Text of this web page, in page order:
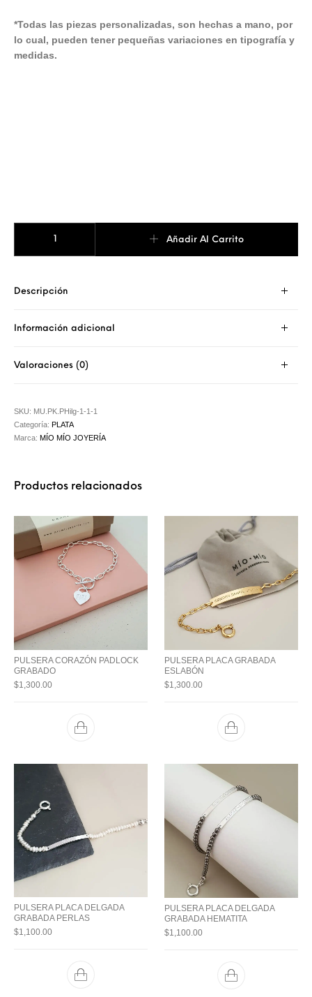
*Todas las piezas personalizadas, son hechas a mano, por
lo cual, pueden tener pequeñas variaciones en tipografía y
medidas.
Añadir Al Carrito
Descripción
Información adicional
Valoraciones (0)
SKU: MU.PK.PHilg-1-1-1
Categoría:PLATA
Marca:MÍO MÍO JOYERÍA
Productos relacionados
PULSERA CORAZÓN PADLOCK
GRABADO
$1,300.00
PULSERA PLACA GRABADA
ESLABÓN
$1,300.00
PULSERA PLACA DELGADA
GRABADA PERLAS
$1,100.00
PULSERA PLACA DELGADA
GRABADA HEMATITA
$1,100.00